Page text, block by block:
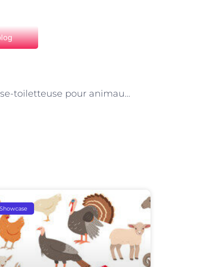
Toiletteuse-toiletteuse pour animaux de ferme : un métier qui fait du bien-être animal une priorité